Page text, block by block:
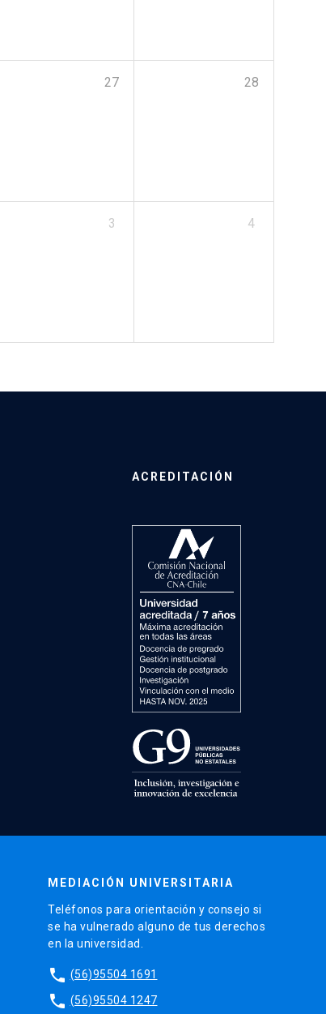
27 28
3 4
ACREDITACIÓN
MEDIACIÓN UNIVERSITARIA
Teléfonos para orientación y consejo si
se ha vulnerado alguno de tus derechos
en la universidad.
phone (56)95504 1691
phone (56)95504 1247